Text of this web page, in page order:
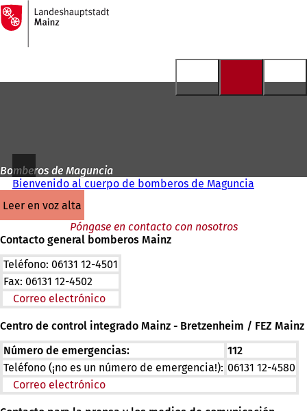
Saltar al contenido
A
la
página
Bomberos de Maguncia
Bienvenido al cuerpo de bomberos de Maguncia
leer en voz alta
Póngase en contacto con nosotros
Contacto general bomberos Mainz
Teléfono: 06131 12-4501
Fax: 06131 12-4502
Correo electrónico
Centro de control integrado Mainz - Bretzenheim / FEZ Mainz
Número de emergencias:
112
Teléfono (¡no es un número de emergencia!): 06131 12-4580
Correo electrónico